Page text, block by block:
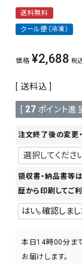
送料無料
クール便（冷凍）
価格 ¥2,688 税
送料込
[ 27 ポイント進
注文終了後の変更
領収書・納品書等
歴から印刷してご利
本日14時00分 ま
お届けします。